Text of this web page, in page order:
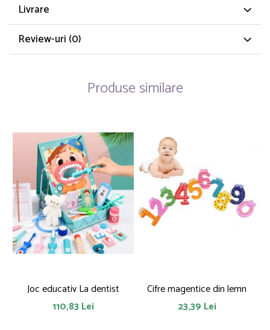
Livrare
Review-uri (0)
Produse similare
Joc educativ La dentist
110,83 Lei
Cifre magentice din lemn
23,39 Lei